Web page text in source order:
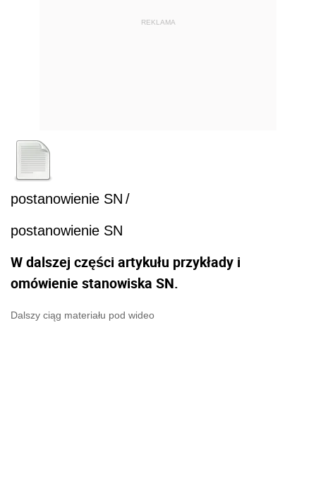
REKLAMA
postanowienie SN /
postanowienie SN
W dalszej części artykułu przykłady i
omówienie stanowiska SN.
Dalszy ciąg materiału pod wideo